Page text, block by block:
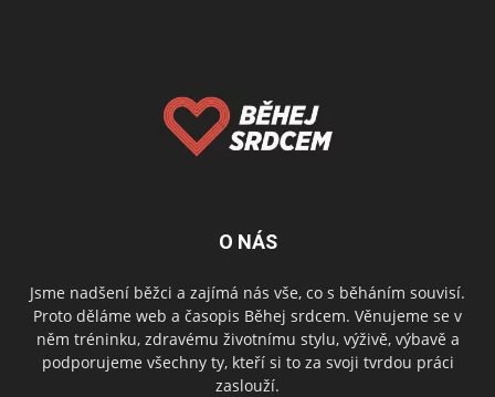
O NÁS
Jsme nadšení běžci a zajímá nás vše, co s běháním souvisí.
Proto děláme web a časopis Běhej srdcem. Věnujeme se v
něm tréninku, zdravému životnímu stylu, výživě, výbavě a
podporujeme všechny ty, kteří si to za svoji tvrdou práci
zaslouží.